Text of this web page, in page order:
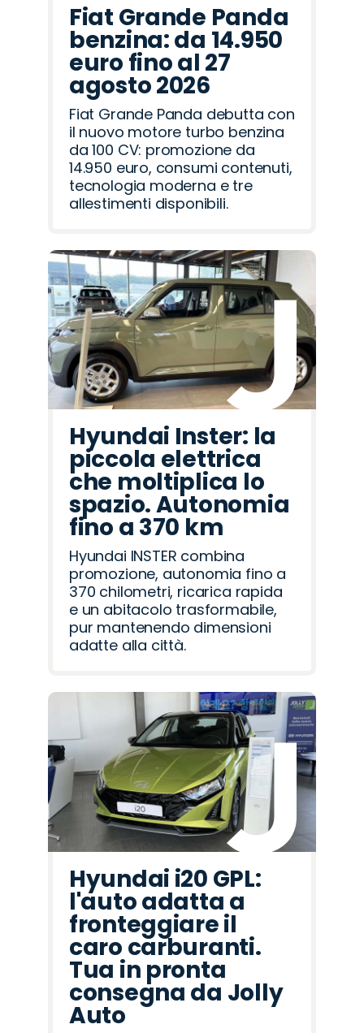
Fiat Grande Panda
benzina: da 14.950
euro fino al 27
agosto 2026
Fiat Grande Panda debutta con
il nuovo motore turbo benzina
da 100 CV: promozione da
14.950 euro, consumi contenuti,
tecnologia moderna e tre
allestimenti disponibili.
Hyundai Inster: la
piccola elettrica
che moltiplica lo
spazio. Autonomia
fino a 370 km
Hyundai INSTER combina
promozione, autonomia fino a
370 chilometri, ricarica rapida
e un abitacolo trasformabile,
pur mantenendo dimensioni
adatte alla città.
Hyundai i20 GPL:
l'auto adatta a
fronteggiare il
caro carburanti.
Tua in pronta
consegna da Jolly
Auto